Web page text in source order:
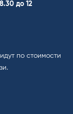
до 12
по стоимости